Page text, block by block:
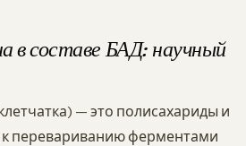
в составе БАД: научный
— это полисахариды и
к перевариванию ферментами